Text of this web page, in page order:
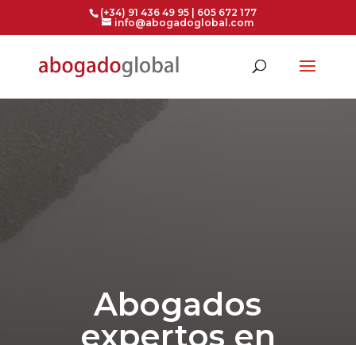
(+34) 91 436 49 95 | 605 672 177
info@abogadoglobal.com
Abogados
expertos en